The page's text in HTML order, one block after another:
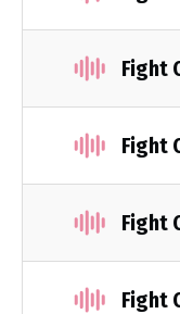
Fight
Fight
Fight
Fight